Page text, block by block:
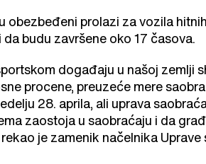
obezbeđeni prolazi za vozila
budu završene oko 17 časova.
događaju u našoj zemlji
procene, preuzeće mere
28. aprila, ali uprava
zaostoja u saobraćaju i da
je zamenik načelnika